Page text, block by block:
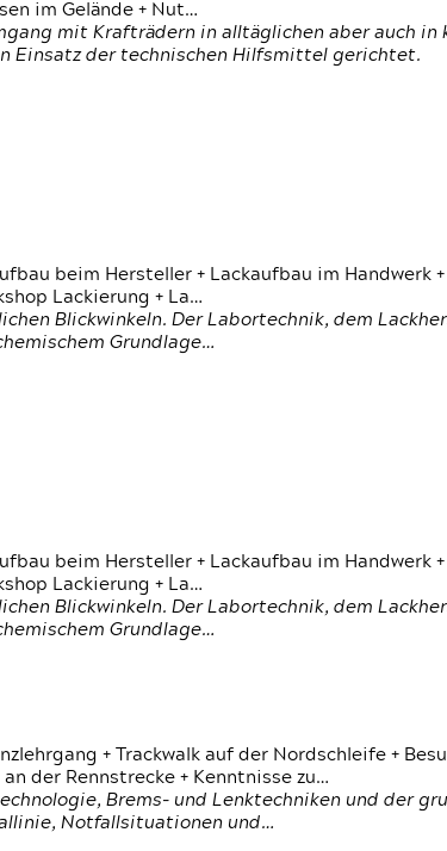
im Gelände + Nut…
mit Krafträdern in alltäglichen aber auch
Einsatz der technischen Hilfsmittel gerichtet.
beim Hersteller + Lackaufbau im Handwerk
Lackierung + La…
Blickwinkeln. Der Labortechnik, dem
Grundlage…
beim Hersteller + Lackaufbau im Handwerk
Lackierung + La…
Blickwinkeln. Der Labortechnik, dem
Grundlage…
+ Trackwalk auf der Nordschleife +
der Rennstrecke + Kenntnisse zu…
Brems- und Lenktechniken und der
Notfallsituationen und…